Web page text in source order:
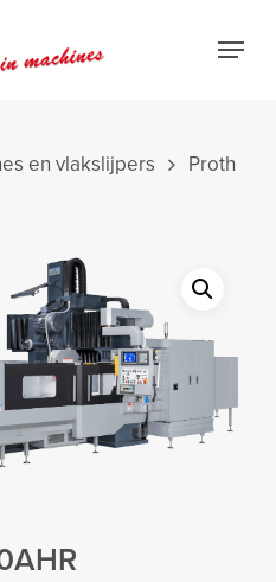
Menu
en vlakslijpers
Proth